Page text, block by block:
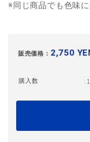
※同じ商品でも色味
販売価格： 2,750
購入数